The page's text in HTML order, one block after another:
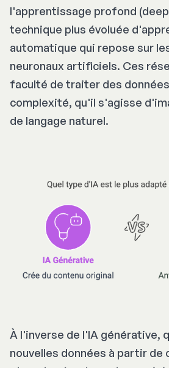
l'apprentissage profond (
technique plus évoluée
automatique qui repose sur
neuronaux artificiels. Ces
faculté de traiter des
complexité, qu'il s'agisse
de langage naturel.
À l'inverse de l'IA générative,
nouvelles données à partir